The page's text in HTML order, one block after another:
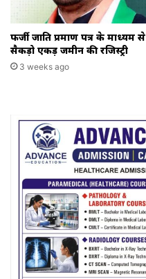
फर्जी जाति प्रमाण पत्र के माध्यम से
सैकड़ो एकड़ जमीन की रजिस्ट्री
3 weeks ago